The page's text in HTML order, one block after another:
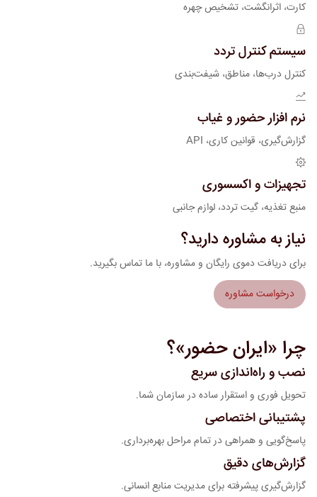
کارت، اثرانگشت، تشخیص چهره
سیستم کنترل تردد
کنترل درب‌ها، مناطق، شیفت‌بندی
نرم افزار حضور و غیاب
گزارش‌گیری، قوانین کاری، API
تجهیزات و اکسسوری
منبع تغذیه، گیت تردد، لوازم جانبی
نیاز به مشاوره دارید؟
برای دریافت دموی رایگان و مشاوره، با ما تماس بگیرید.
درخواست مشاوره
چرا «ایران حضور»؟
نصب و راه‌اندازی سریع
تحویل فوری و استقرار ساده در سازمان شما.
پشتیبانی اختصاصی
پاسخ‌گویی و همراهی در تمام مراحل بهره‌برداری.
گزارش‌های دقیق
گزارش‌گیری پیشرفته برای مدیریت منابع انسانی.